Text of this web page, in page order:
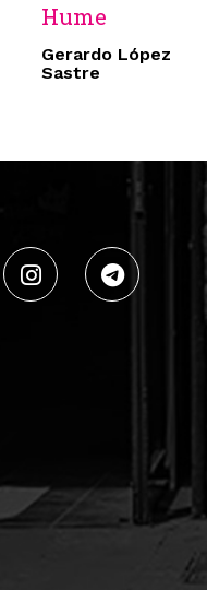
Hume
Gerardo López
Sastre